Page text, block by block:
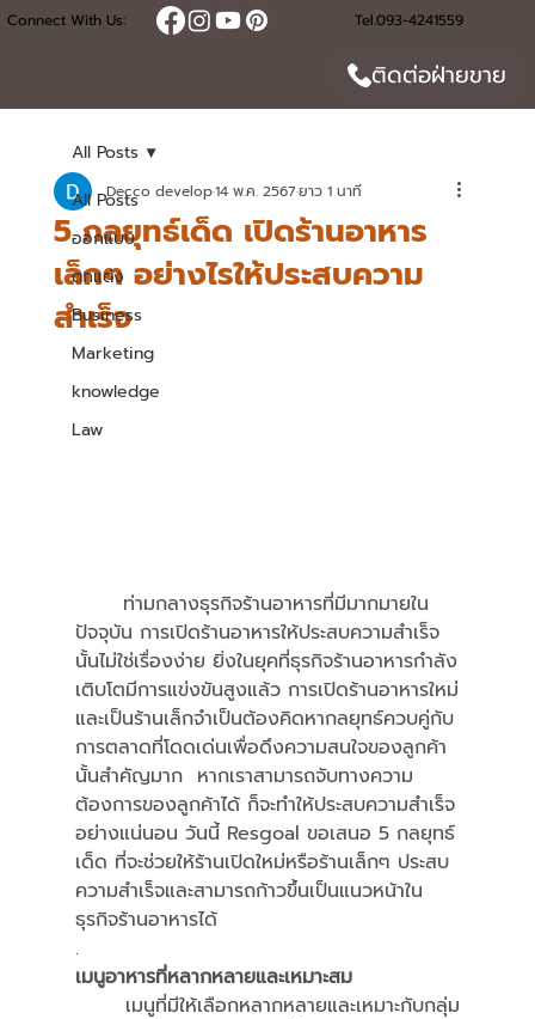
Connect With Us: Tel.093-4241559
ติดต่อฝ่ายขาย
All Posts
ออกแบบ
ตกแต่ง
Business
Marketing
knowledge
Law
All Posts
5 กลยุทธ์เด็ด เปิดร้านอาหาร
เล็กๆ อย่างไรให้ประสบความ
สำเร็จ
Decco develop14 พ.ค. 2567ยาว 1 นาที
ปัจจุบัน การเปิดร้านอาหารให้ประสบความสำเร็จ
นั้นไม่ใช่เรื่องง่าย ยิ่งในยุคที่ธุรกิจร้านอาหารกำลัง
เติบโตมีการแข่งขันสูงแล้ว การเปิดร้านอาหารใหม่
และเป็นร้านเล็กจำเป็นต้องคิดหากลยุทธ์ควบคู่กับ
การตลาดที่โดดเด่นเพื่อดึงความสนใจของลูกค้า
นั้นสำคัญมาก  หากเราสามารถจับทางความ
ต้องการของลูกค้าได้ ก็จะทำให้ประสบความสำเร็จ
อย่างแน่นอน วันนี้ Resgoal ขอเสนอ 5 กลยุทธ์
เด็ด ที่จะช่วยให้ร้านเปิดใหม่หรือร้านเล็กๆ ประสบ
ความสำเร็จและสามารถก้าวขึ้นเป็นแนวหน้าใน
ธุรกิจร้านอาหารได้
.
เมนูอาหารที่หลากหลายและเหมาะสม